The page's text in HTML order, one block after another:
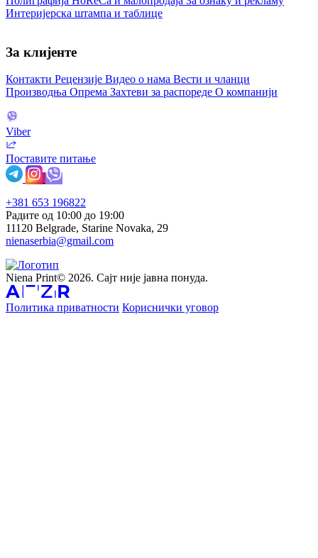
Интеријерска штампа и таблице
За клијенте
Контакти Рецензије Видео о нама Вести и чланци
Производња Опрема Захтеви за распореде О компанији
Viber
Поставите питање
+381 653 196822
Радите од 10:00 до 19:00
11120 Belgrade, Starine Novaka, 29
nienaserbia@gmail.com
Niena Print© 2026. Сајт није јавна понуда.
Политика приватности Кориснички уговор